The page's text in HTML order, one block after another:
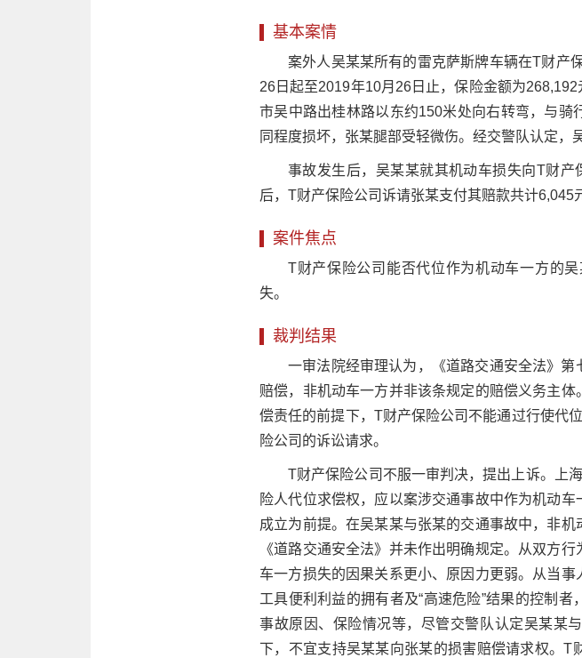
基本案情
案外人吴某某所有的雷克萨斯牌车辆在T财产
26日起至2019年10月26日止，保险金额为
市吴中路出桂林路以东约150米处向右转弯，与
同程度损坏，张某腿部受轻微伤。经交警队认定，
事故发生后，吴某某就其机动车损失向T财
后，T财产保险公司诉请张某支付其赔款共计6,045
案件焦点
T财产保险公司能否代位作为机动车一方的
失。
裁判结果
一审法院经审理认为，《道路交通安全法》
赔偿，非机动车一方并非该条规定的赔偿义务主
偿责任的前提下，T财产保险公司不能通过行使代
险公司的诉讼请求。
T财产保险公司不服一审判决，提出上诉。上
险人代位求偿权，应以案涉交通事故中作为机动
成立为前提。在吴某某与张某的交通事故中，非
《道路交通安全法》并未作出明确规定。从双方
车一方损失的因果关系更小、原因力更弱。从当
工具便利利益的拥有者及“高速危险”结果的控制
事故原因、保险情况等，尽管交警队认定吴某某
下，不宜支持吴某某向张某的损害赔偿请求权。